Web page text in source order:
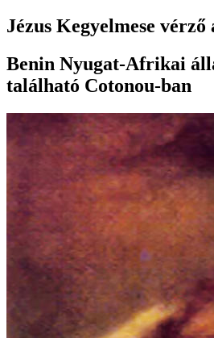
Jézus Kegyelmese
Benin Nyugat-Afrikai
található Cotonou-ban